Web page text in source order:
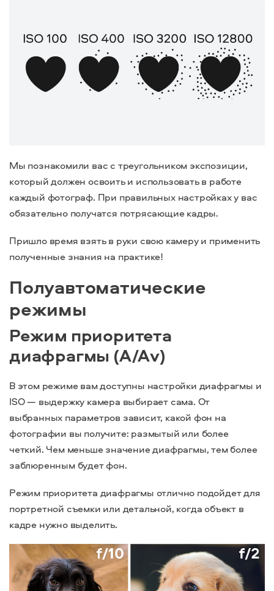
Мы познакомили вас с треугольником экспозиции,
который должен освоить и использовать в работе
каждый фотограф. При правильных настройках у вас
обязательно получатся потрясающие кадры.
Пришло время взять в руки свою камеру и применить
полученные знания на практике!
Полуавтоматические
режимы
Режим приоритета
диафрагмы (A/Av)
В этом режиме вам доступны настройки диафрагмы и
ISO — выдержку камера выбирает сама. От
выбранных параметров зависит, какой фон на
фотографии вы получите: размытый или более
четкий. Чем меньше значение диафрагмы, тем более
заблюренным будет фон.
Режим приоритета диафрагмы отлично подойдет для
портретной съемки или детальной, когда объект в
кадре нужно выделить.